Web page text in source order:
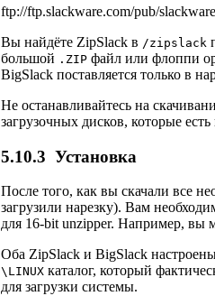
ftp://ftp.slackware.com/pub/
Вы найдёте ZipSlack в /zipslack
большой .ZIP файл или флоппи
BigSlack поставляется только в
Не останавливайтесь на
загрузочных дисков, которые есть
5.10.3 Установка
После того, как вы скачали все
загрузили нарезку). Вам
для 16-bit unzipper. Например, вы
Оба ZipSlack и BigSlack
\LINUX каталог, который
для загрузки системы.